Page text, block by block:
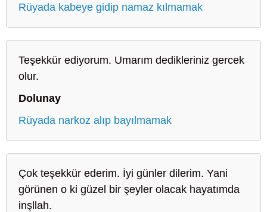
Rüyada kabeye gidip namaz kılmamak
Teşekkür ediyorum. Umarım dedikleriniz gercek
olur.
Dolunay
Rüyada narkoz alıp bayılmamak
Çok teşekkür ederim. İyi günler dilerim. Yani
görünen o ki güzel bir şeyler olacak hayatımda
inşllah.